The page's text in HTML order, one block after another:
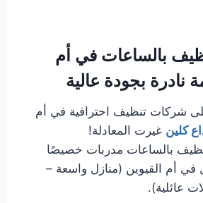
بالساعات في أم
نادرة بجودة عالية
شركات تنظيف احترافية في أم
كلين غيرت المعادلة!
بالساعات مدربات خصيصًا
في أم القيوين (منازل واسعة –
عائلية).